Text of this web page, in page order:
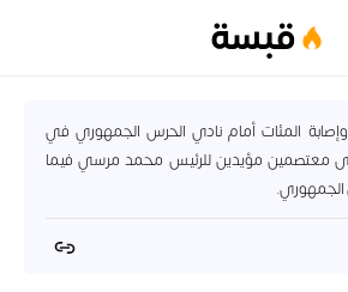
قبسة
٥١ شخصا وإصابة المئات أمام نادي الحرس الجمهوري في
على معتصمين مؤيدين للرئيس محمد مرسي فيما